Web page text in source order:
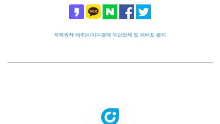
저작권자 ©(주)사이다경제 무단전재 및 재배포 금지